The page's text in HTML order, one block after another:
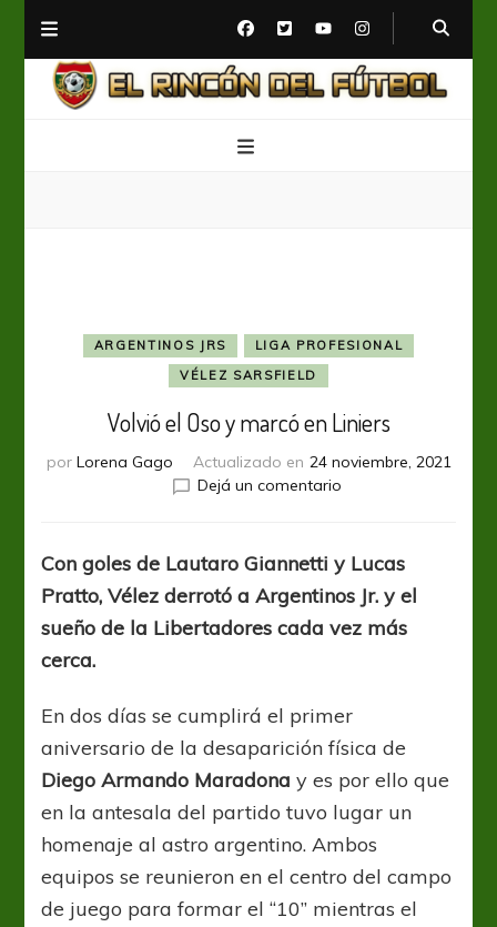
ARGENTINOS JRS
LIGA PROFESIONAL
VÉLEZ SARSFIELD
Volvió el Oso y marcó en Liniers
por Lorena Gago Actualizado en 24 noviembre, 2021
Dejá un comentarioen
Oso
y
marcó
en
Con goles de Lautaro Giannetti y Lucas
Pratto, Vélez derrotó a Argentinos Jr. y el
sueño de la Libertadores cada vez más
cerca.
En dos días se cumplirá el primer
aniversario de la desaparición física de
Diego Armando Maradona y es por ello que
en la antesala del partido tuvo lugar un
homenaje al astro argentino. Ambos
equipos se reunieron en el centro del campo
de juego para formar el “10” mientras el